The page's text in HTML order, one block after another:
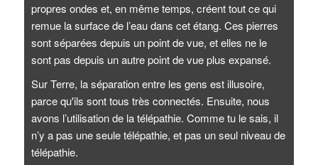
propres ondes et, en même temps, créent tout ce qui
remue la surface de l’eau dans cet étang. Ces pierres
sont séparées depuis un point de vue, et elles ne le
sont pas depuis un autre point de vue plus expansé.
Sur Terre, la séparation entre les gens est illusoire,
parce qu'ils sont tous très connectés. Ensuite, nous
avons l’utilisation de la télépathie. Comme tu le sais, il
n’y a pas une seule télépathie, et pas un seul niveau de
télépathie.